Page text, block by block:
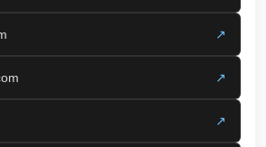
↗
↗
↗